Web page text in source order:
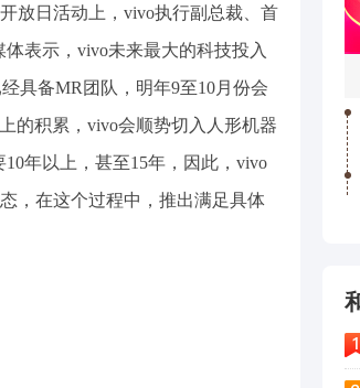
放日活动上，vivo执行副总裁、首
表示，vivo未来最大的科技投入
具备MR团队，明年9至10月份会
的积累，vivo会顺势切入人形机器
年以上，甚至15年，因此，vivo
，在这个过程中，推出满足具体